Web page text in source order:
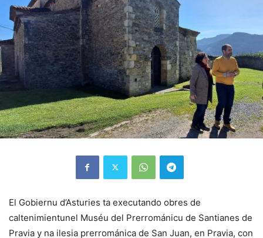
El Gobiernu d’Asturies ta executando obres de
caltenimientunel Muséu del Prerrománicu de Santianes de
Pravia y na ilesia prerrománica de San Juan, en Pravia, con